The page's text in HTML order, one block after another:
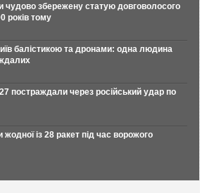
чудово збережену статую довговолосого
років тому
балістикою та дронами: одна людина
постраждали через російський удар по
із 28 ракет під час ворожого